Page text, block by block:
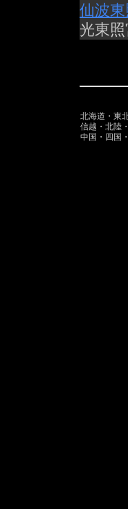
仙波
光東
北海道・東
信越・北陸
中国・四国